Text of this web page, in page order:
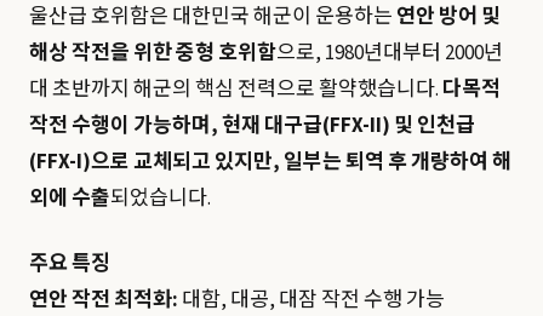
울산급 호위함은 대한민국 해군이 운용하는 연안 방어 및
해상 작전을 위한 중형 호위함으로, 1980년대부터 2000년
대 초반까지 해군의 핵심 전력으로 활약했습니다. 다목적
작전 수행이 가능하며, 현재 대구급(FFX-II) 및 인천급
(FFX-I)으로 교체되고 있지만, 일부는 퇴역 후 개량하여 해
외에 수출되었습니다.
주요 특징
연안 작전 최적화: 대함, 대공, 대잠 작전 수행 가능